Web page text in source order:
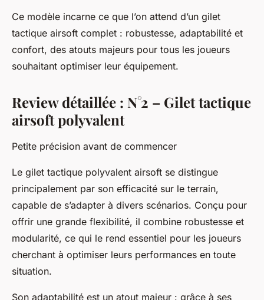
Ce modèle incarne ce que l’on attend d’un gilet
tactique airsoft complet : robustesse, adaptabilité et
confort, des atouts majeurs pour tous les joueurs
souhaitant optimiser leur équipement.
Review détaillée : N°2 – Gilet tactique
airsoft polyvalent
Petite précision avant de commencer
Le gilet tactique polyvalent airsoft se distingue
principalement par son efficacité sur le terrain,
capable de s’adapter à divers scénarios. Conçu pour
offrir une grande flexibilité, il combine robustesse et
modularité, ce qui le rend essentiel pour les joueurs
cherchant à optimiser leurs performances en toute
situation.
Son adaptabilité est un atout majeur : grâce à ses